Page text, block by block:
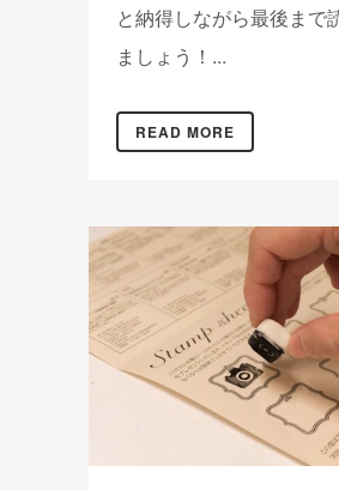
と納得しながら最後まで
ましょう！...
READ MORE